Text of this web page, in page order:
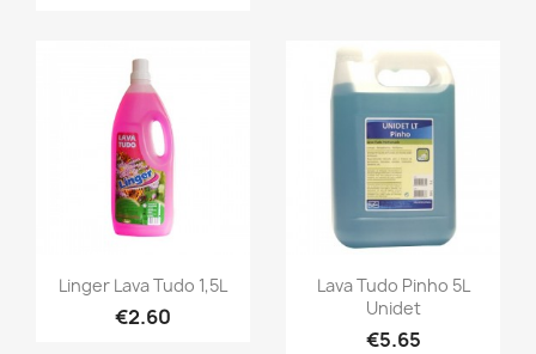
Linger Lava Tudo 1,5L
€2.60
Lava Tudo Pinho 5L
Unidet
€5.65